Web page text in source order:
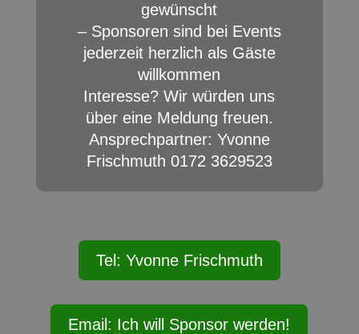
gewünscht
– Sponsoren sind bei Events
jederzeit herzlich als Gäste
willkommen
Interesse? Wir würden uns
über eine Meldung freuen.
Ansprechpartner: Yvonne
Frischmuth 0172 3629523
Tel: Yvonne Frischmuth
Email: Ich will Sponsor werden!